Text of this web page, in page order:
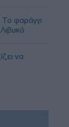
φαράγγι
να